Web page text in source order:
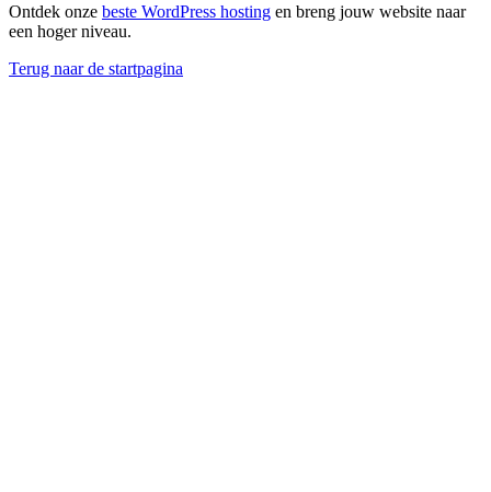
Ontdek onze beste WordPress hosting en breng jouw website naar
een hoger niveau.
Terug naar de startpagina